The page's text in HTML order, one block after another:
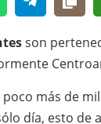
son
más de mil
día, esto de